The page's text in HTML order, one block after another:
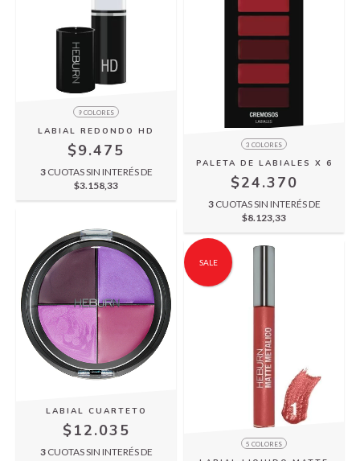
9 COLORES
LABIAL REDONDO HD
$9.475
3 CUOTAS SIN INTERÉS DE
$3.158,33
3 COLORES
PALETA DE LABIALES X 6
$24.370
3 CUOTAS SIN INTERÉS DE
$8.123,33
LABIAL CUARTETO
$12.035
3 CUOTAS SIN INTERÉS DE
SALE
5 COLORES